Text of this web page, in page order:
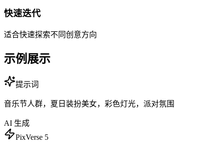
快速迭代
适合快速探索不同创意方向
示例展示
提示词
音乐节人群，夏日装扮美女，彩色灯光，派对氛围
AI 生成
PixVerse 5